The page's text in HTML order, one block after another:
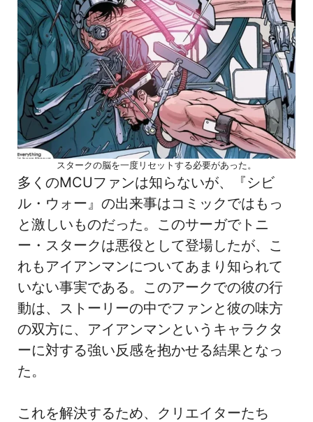
スタークの脳を一度リセットする必要があった。
多くのMCUファンは知らないが、『シビ
ル・ウォー』の出来事はコミックではもっ
と激しいものだった。このサーガでトニ
ー・スタークは悪役として登場したが、こ
れもアイアンマンについてあまり知られて
いない事実である。このアークでの彼の行
動は、ストーリーの中でファンと彼の味方
の双方に、アイアンマンというキャラクタ
ーに対する強い反感を抱かせる結果となっ
た。
これを解決するため、クリエイターたち